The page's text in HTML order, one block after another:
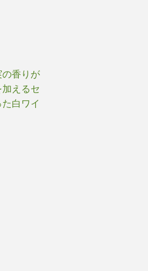
の香りが
えるセ
白ワイ